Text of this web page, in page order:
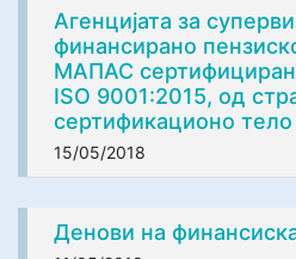
Агенцијата за
финансирано
МАПАС
ISO 9001:2015, од
сертификационо
15/05/2018
Денови на